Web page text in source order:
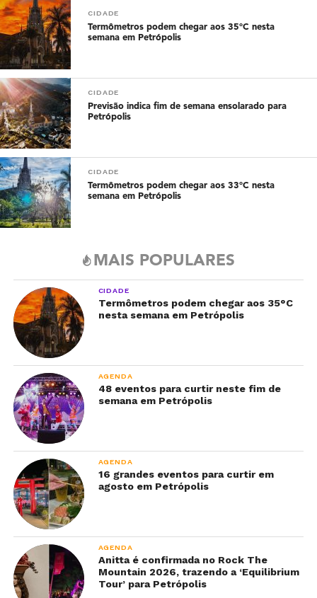
CIDADE
Termômetros podem chegar aos 35°C nesta
semana em Petrópolis
CIDADE
Previsão indica fim de semana ensolarado para
Petrópolis
CIDADE
Termômetros podem chegar aos 33°C nesta
semana em Petrópolis
MAIS POPULARES
CIDADE
Termômetros podem chegar aos 35°C
nesta semana em Petrópolis
AGENDA
48 eventos para curtir neste fim de
semana em Petrópolis
AGENDA
16 grandes eventos para curtir em
agosto em Petrópolis
AGENDA
Anitta é confirmada no Rock The
Mountain 2026, trazendo a ‘Equilibrium
Tour’ para Petrópolis